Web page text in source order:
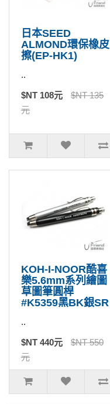
日本SEED
ALMOND環保橡皮
擦(EP-HK1)
..
$NT 108元
$NT 135
元
KOH-I-NOOR酷喜
樂5.6mm系列繪圖
草圖筆圓桿
#K5359黑BK銀SR
..
$NT 440元
$NT 550
元